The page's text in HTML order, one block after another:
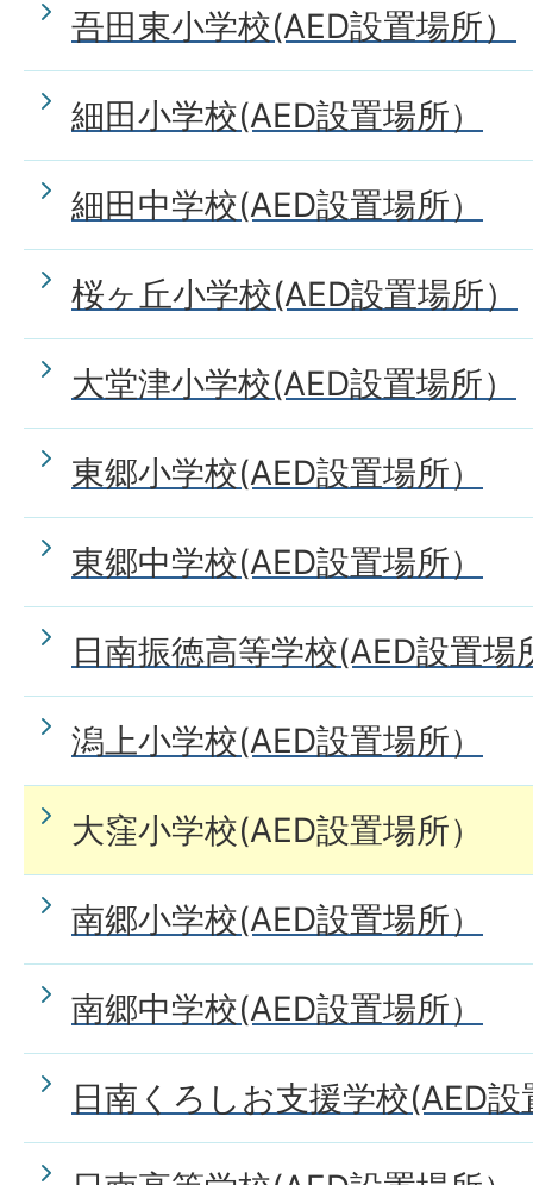
吾田東小学校(AED設置場所）
細田小学校(AED設置場所）
細田中学校(AED設置場所）
桜ヶ丘小学校(AED設置場所）
大堂津小学校(AED設置場所）
東郷小学校(AED設置場所）
東郷中学校(AED設置場所）
日南振徳高等学校(AED設置場
潟上小学校(AED設置場所）
大窪小学校(AED設置場所）
南郷小学校(AED設置場所）
南郷中学校(AED設置場所）
日南くろしお支援学校(AED設